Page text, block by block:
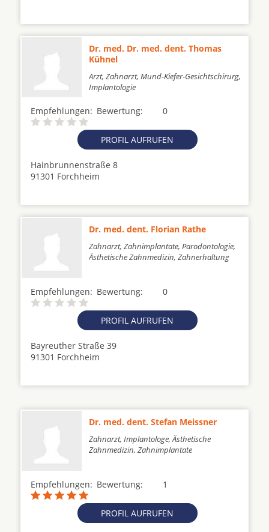
Dr. med. Dr. med. dent. Thomas
Kühnel
Arzt, Zahnarzt, Mund-Kiefer-Gesichtschirurg,
Implantologie
Empfehlungen: 0
Bewertung:
PROFIL AUFRUFEN
Hainbrunnenstraße 8
91301 Forchheim
Dr. med. dent. Florian Rathe
Zahnarzt, Zahnimplantate, Parodontologie,
Ästhetische Zahnmedizin, Zahnerhaltung
Empfehlungen: 0
Bewertung:
PROFIL AUFRUFEN
Bayreuther Straße 39
91301 Forchheim
Dr. med. dent. Stefan Meissner
Zahnarzt, Implantologe, Ästhetische
Zahnmedizin, Zahnimplantate
Empfehlungen: 1
Bewertung:
PROFIL AUFRUFEN